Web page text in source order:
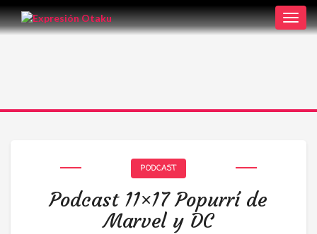
PODCAST
Podcast 11×17 Popurrí de
Marvel y DC